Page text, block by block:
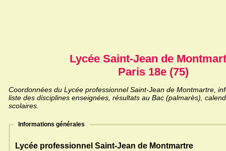
Lycée Saint-Jean de
Paris 18e (75)
Coordonnées du Lycée professionnel Saint-Jean de Montmartre,
liste des disciplines enseignées, résultats au Bac (palmarès),
scolaires.
Informations générales
Lycée professionnel Saint-Jean de Montmartre